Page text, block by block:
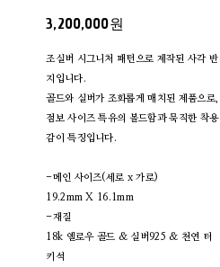
3,200,000원
조실버 시그니처 패턴으로 제작된 사각 반
지입니다.
골드와 실버가 조화롭게 매치된 제품으로,
점보 사이즈 특유의 볼드함과 묵직한 착용
감이 특징입니다.
-메인 사이즈(세로 x 가로)
19.2mm X 16.1mm
-재질
18k 옐로우 골드 & 실버925 & 천연 터
키석